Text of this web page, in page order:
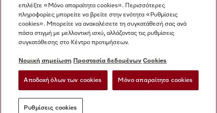
Όροι και Προϋποθέσεις
Προστασία δεδομένων
Όροι Χρήσης
Δήλωση Προσβασιμότητας
Νόμος για τις ψηφιακές υπηρεσίες
Ρυθμίσεις cookies
επιλέξτε «Μόνο απαραίτητα cookies». Περισσότερες
πληροφορίες μπορείτε να βρείτε στην ενότητα «Ρυθμίσεις
cookies». Μπορείτε να ανακαλέσετε τη συγκατάθεσή σας ανά
πάσα στιγμή με μελλοντική ισχύ, αλλάζοντας τις ρυθμίσεις
συγκατάθεσης στο Κέντρο προτιμήσεων.
Νομική σημείωση Προστασία δεδομένων Cookies
Αποδοχή όλων των cookies Μόνο απαραίτητα cookies
Ρυθμίσεις cookies